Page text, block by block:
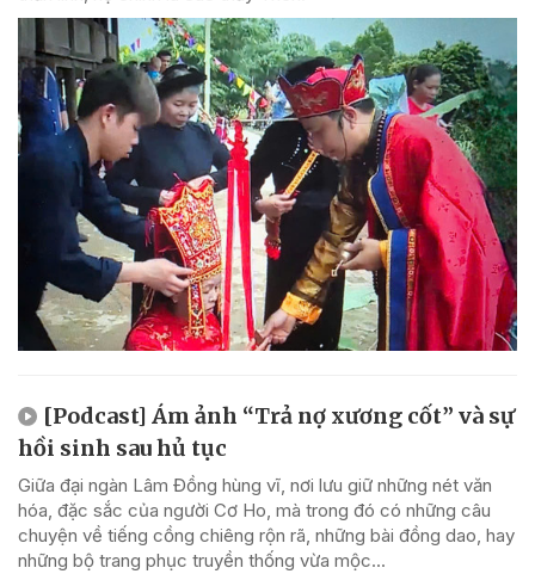
[Podcast] Ám ảnh “Trả nợ xương cốt” và sự
hồi sinh sau hủ tục
Giữa đại ngàn Lâm Đồng hùng vĩ, nơi lưu giữ những nét văn
hóa, đặc sắc của người Cơ Ho, mà trong đó có những câu
chuyện về tiếng cồng chiêng rộn rã, những bài đồng dao, hay
những bộ trang phục truyền thống vừa mộc...